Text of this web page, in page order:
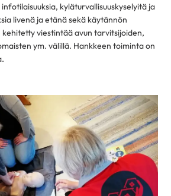
kyläturvallisuuskyselyitä ja
livenä ja etänä sekä käytännön
kehitetty viestintää avun tarvitsijoiden,
ym. välillä. Hankkeen toiminta on